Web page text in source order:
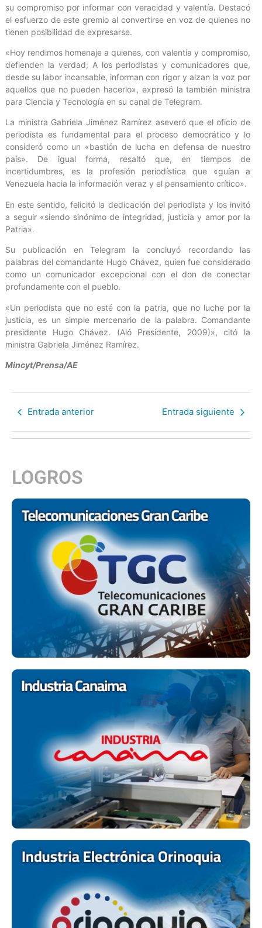
su compromiso por informar con veracidad y valentía. Destacó
el esfuerzo de este gremio al convertirse en voz de quienes no
tienen posibilidad de expresarse.
«Hoy rendimos homenaje a quienes, con valentía y compromiso,
defienden la verdad; A los periodistas y comunicadores que,
desde su labor incansable, informan con rigor y alzan la voz por
aquellos que no pueden hacerlo», expresó la también ministra
para Ciencia y Tecnología en su canal de Telegram.
La ministra Gabriela Jiménez Ramírez aseveró que el oficio de
periodista es fundamental para el proceso democrático y lo
consideró como un «bastión de lucha en defensa de nuestro
país». De igual forma, resaltó que, en tiempos de
incertidumbres, es la profesión periodística que «guían a
Venezuela hacia la información veraz y el pensamiento crítico».
En este sentido, felicitó la dedicación del periodista y los invitó
a seguir «siendo sinónimo de integridad, justicia y amor por la
Patria».
Su publicación en Telegram la concluyó recordando las
palabras del comandante Hugo Chávez, quien fue considerado
como un comunicador excepcional con el don de conectar
profundamente con el pueblo.
«Un periodista que no esté con la patria, que no luche por la
justicia, es un simple mercenario de la palabra. Comandante
presidente Hugo Chávez. (Aló Presidente, 2009)», citó la
ministra Gabriela Jiménez Ramírez.
Mincyt/Prensa/AE
Entrada anterior Entrada siguiente
LOGROS